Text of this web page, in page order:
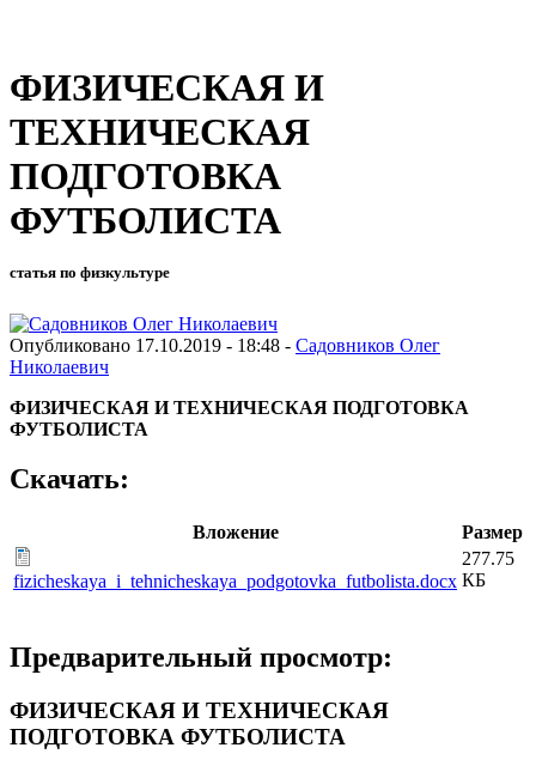
ФИЗИЧЕСКАЯ И
ТЕХНИЧЕСКАЯ
ПОДГОТОВКА
ФУТБОЛИСТА
статья по физкультуре
Опубликовано 17.10.2019 - 18:48 - Садовников Олег
Николаевич
ФИЗИЧЕСКАЯ И ТЕХНИЧЕСКАЯ ПОДГОТОВКА
ФУТБОЛИСТА
Скачать:
Вложение Размер
fizicheskaya_i_tehnicheskaya_podgotovka_futbolista.docx
277.75
КБ
Предварительный просмотр:
ФИЗИЧЕСКАЯ И ТЕХНИЧЕСКАЯ
ПОДГОТОВКА ФУТБОЛИСТА